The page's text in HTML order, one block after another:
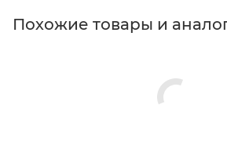
Похожие товары и